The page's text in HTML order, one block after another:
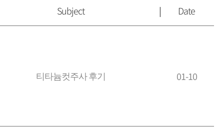
Subject Date
티타늄컷주사 후기 01-10